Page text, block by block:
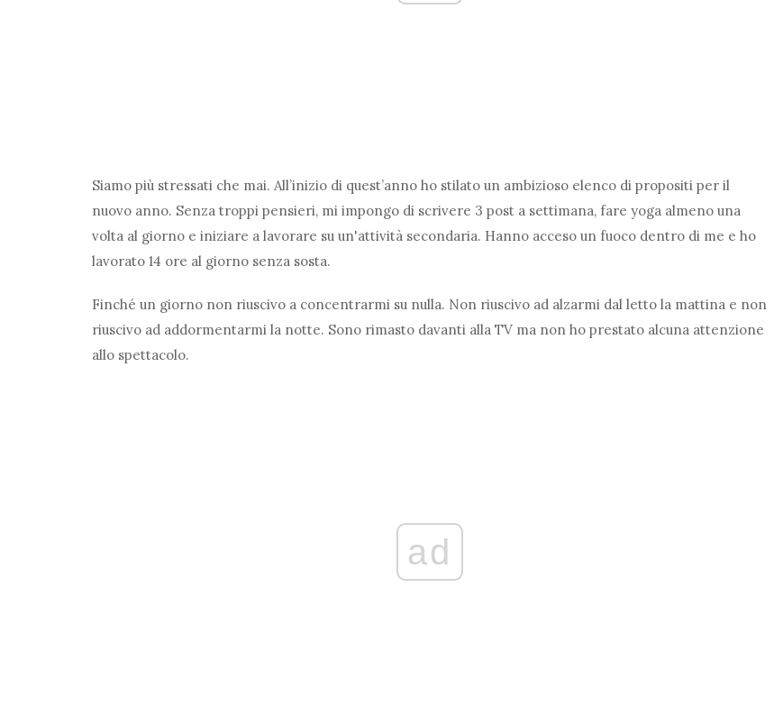
Siamo più stressati che mai. All’inizio di quest’anno ho stilato un ambizioso elenco di propositi per il
nuovo anno. Senza troppi pensieri, mi impongo di scrivere 3 post a settimana, fare yoga almeno una
volta al giorno e iniziare a lavorare su un'attività secondaria. Hanno acceso un fuoco dentro di me e ho
lavorato 14 ore al giorno senza sosta.
Finché un giorno non riuscivo a concentrarmi su nulla. Non riuscivo ad alzarmi dal letto la mattina e non
riuscivo ad addormentarmi la notte. Sono rimasto davanti alla TV ma non ho prestato alcuna attenzione
allo spettacolo.
ad